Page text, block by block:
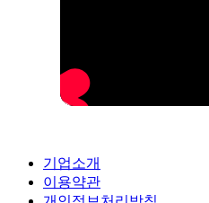
기업소개
이용약관